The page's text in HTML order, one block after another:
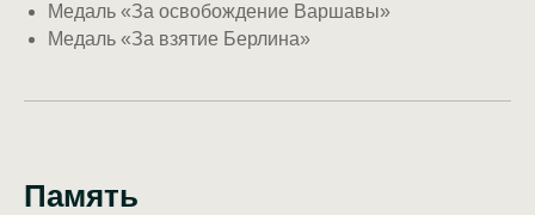
Медаль «За освобождение Варшавы»
Медаль «За взятие Берлина»
Память